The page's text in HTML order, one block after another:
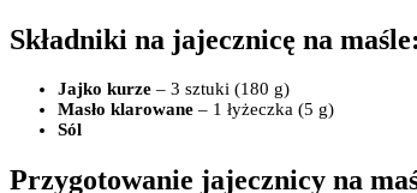
Składniki na jajecznicę na maśle:
Jajko kurze – 3 sztuki (180 g)
Masło klarowane – 1 łyżeczka (5 g)
Sól
Przygotowanie jajecznicy na